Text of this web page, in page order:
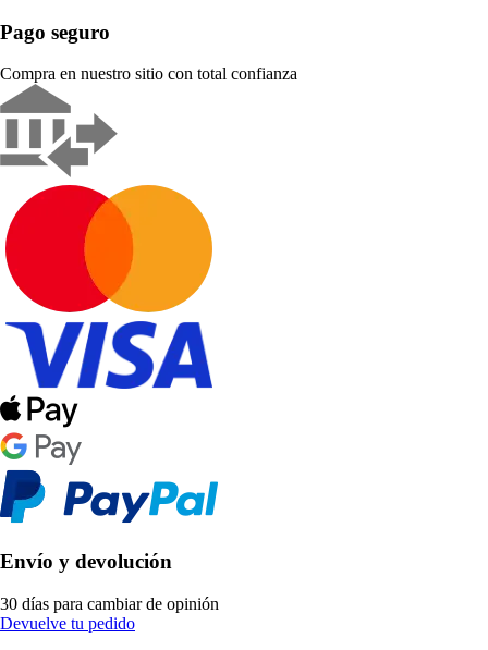
Pago seguro
Compra en nuestro sitio con total confianza
Envío y devolución
30 días para cambiar de opinión
Devuelve tu pedido